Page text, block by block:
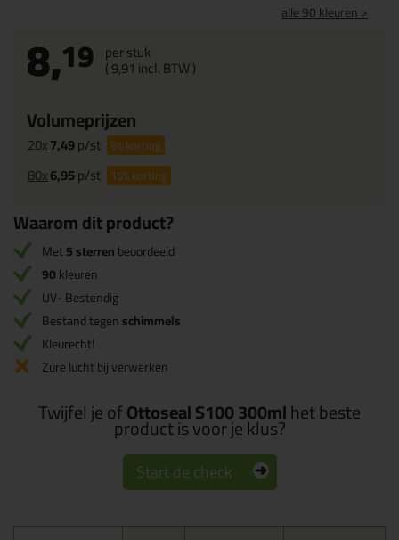
alle 90 kleuren >
8,19 per stuk
(9,91 incl. BTW )
Volumeprijzen
20x7,49p/st 9%korting
80x6,95p/st 15%korting
Waarom dit product?
Met5 sterrenbeoordeeld
90kleuren
UV- Bestendig
Bestand tegenschimmels
Kleurecht!
Zure lucht bij verwerken
Twijfel je ofOttoseal S100 300mlhet beste
product is voor je klus?
Start de check